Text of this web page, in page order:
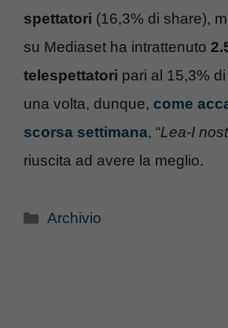
spettatori (16,3% di share),
su Mediaset ha intrattenuto
telespettatori pari al 15,3%
una volta, dunque, come
scorsa settimana, “Lea-I
riuscita ad avere la meglio.
Categorie
Archivio